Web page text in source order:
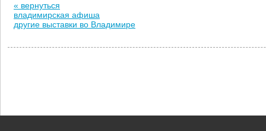
« вернуться
владимирская афиша
другие выставки во Владимире